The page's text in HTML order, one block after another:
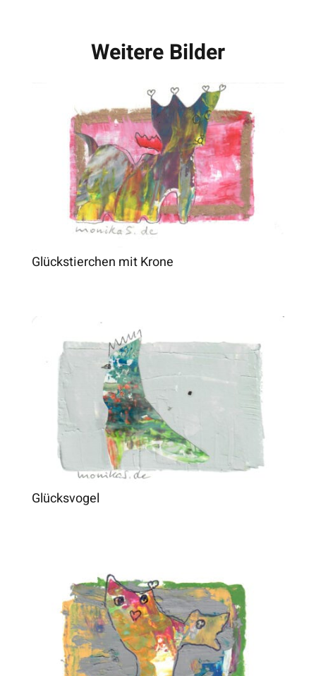
Weitere Bilder
Glückstierchen mit Krone
Glücksvogel